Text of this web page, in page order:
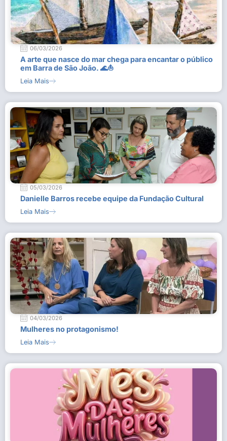
06/03/2026
A arte que nasce do mar chega para encantar o público
em Barra de São João. 🌊⛵
Leia Mais
05/03/2026
Danielle Barros recebe equipe da Fundação Cultural
Leia Mais
04/03/2026
Mulheres no protagonismo!
Leia Mais